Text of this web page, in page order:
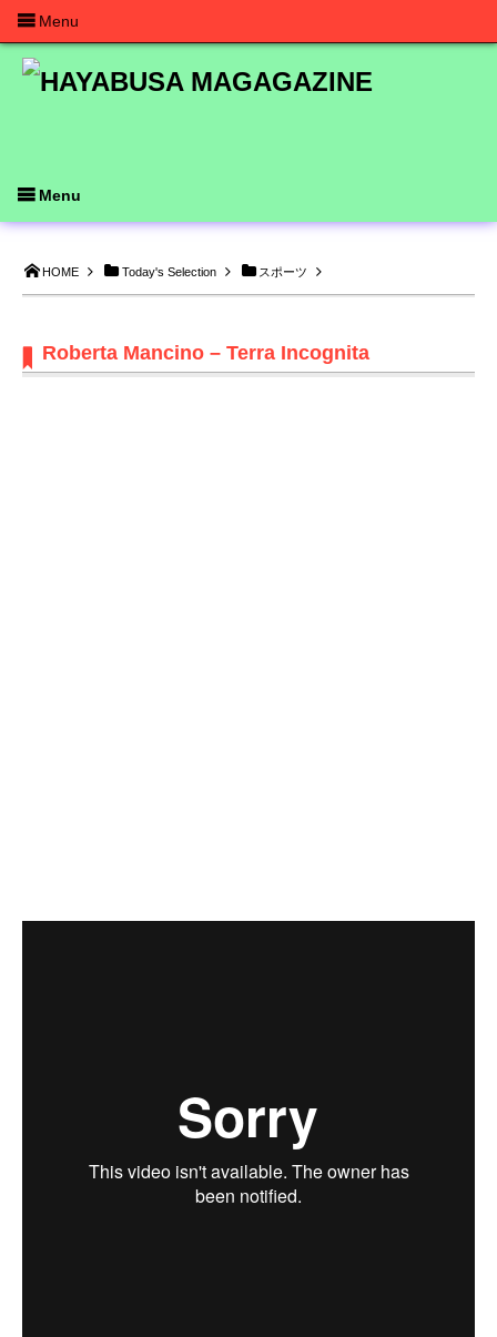
HOME Today's Selection スポーツ
Roberta Mancino – Terra Incognita
Menu
Menu